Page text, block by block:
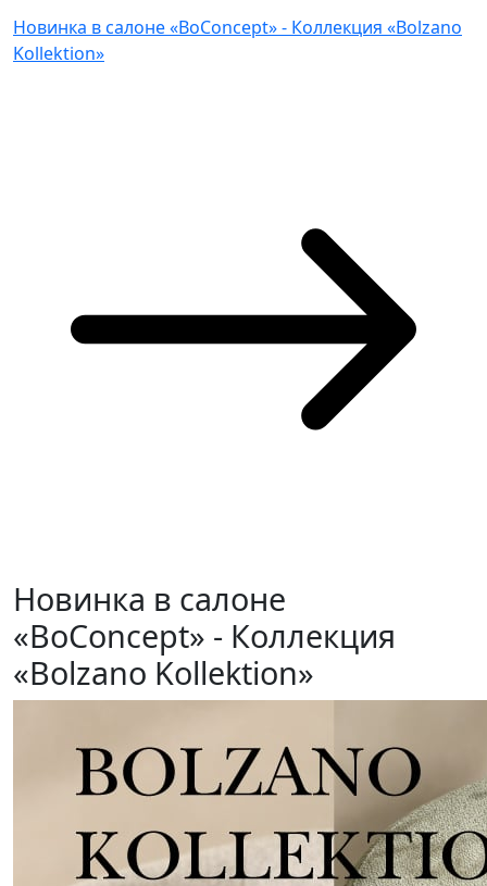
Новинка в салоне «BoConcept» - Коллекция «Bolzano
Kollektion»
Новинка в салоне
«BoConcept» - Коллекция
«Bolzano Kollektion»